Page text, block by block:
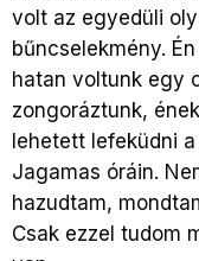
volt az egyedüli
bűncselekmény.
hatan voltunk egy
zongoráztunk,
lehetett lefeküdni
Jagamas óráin.
hazudtam,
Csak ezzel tudom